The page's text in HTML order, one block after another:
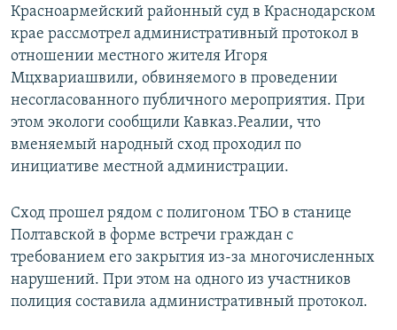
Все сайты РСЕ/РС
Красноармейский районный суд в Краснодарском
крае рассмотрел административный протокол в
отношении местного жителя Игоря
Мцхвариашвили, обвиняемого в проведении
несогласованного публичного мероприятия. При
этом экологи сообщили Кавказ.Реалии, что
вменяемый народный сход проходил по
инициативе местной администрации.
Сход прошел рядом с полигоном ТБО в станице
Полтавской в форме встречи граждан с
требованием его закрытия из-за многочисленных
нарушений. При этом на одного из участников
полиция составила административный протокол.